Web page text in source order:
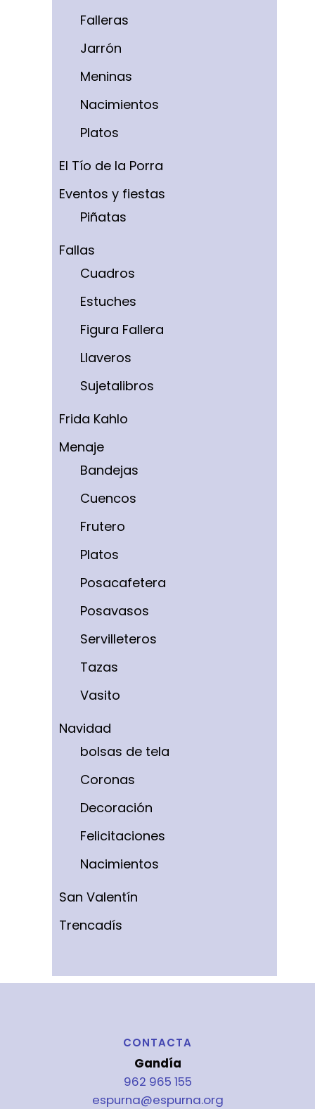
Falleras
Jarrón
Meninas
Nacimientos
Platos
El Tío de la Porra
Eventos y fiestas
Piñatas
Fallas
Cuadros
Estuches
Figura Fallera
Llaveros
Sujetalibros
Frida Kahlo
Menaje
Bandejas
Cuencos
Frutero
Platos
Posacafetera
Posavasos
Servilleteros
Tazas
Vasito
Navidad
bolsas de tela
Coronas
Decoración
Felicitaciones
Nacimientos
San Valentín
Trencadís
CONTACTA
Gandía
962 965 155
espurna@espurna.org